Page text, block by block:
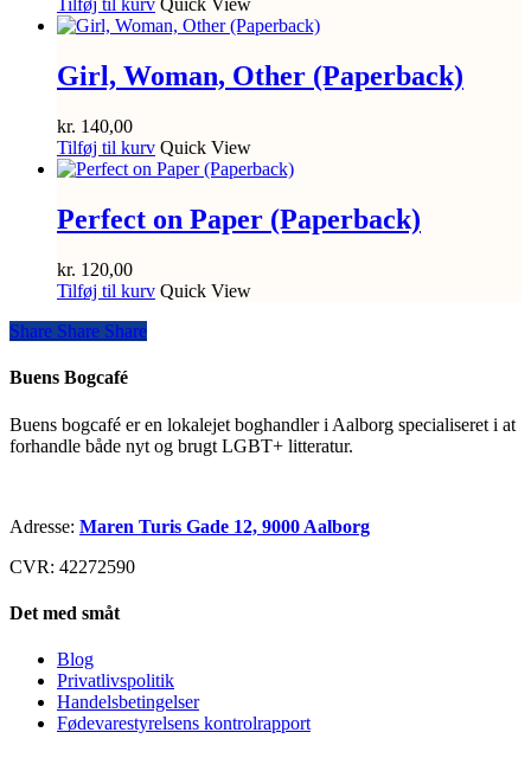
Tilføj til kurv Quick View
Girl, Woman, Other (Paperback)
kr. 140,00
Tilføj til kurv Quick View
Perfect on Paper (Paperback)
kr. 120,00
Tilføj til kurv Quick View
Share
Share Share Share
Buens Bogcafé
Buens bogcafé er en lokalejet boghandler i Aalborg specialiseret i at
forhandle både nyt og brugt LGBT+ litteratur.
Adresse: Maren Turis Gade 12, 9000 Aalborg
CVR: 42272590
Det med småt
Blog
Privatlivspolitik
Handelsbetingelser
Fødevarestyrelsens kontrolrapport